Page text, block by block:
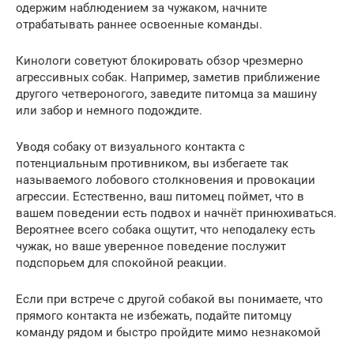
одержим наблюдением за чужаком, начните
отрабатывать раннее освоенные команды.
Кинологи советуют блокировать обзор чрезмерно
агрессивных собак. Например, заметив приближение
другого четвероногого, заведите питомца за машину
или забор и немного подождите.
Уводя собаку от визуального контакта с
потенциальным противником, вы избегаете так
называемого лобового столкновения и провокации
агрессии. Естественно, ваш питомец поймет, что в
вашем поведении есть подвох и начнёт принюхиваться.
Вероятнее всего собака ощутит, что неподалеку есть
чужак, но ваше уверенное поведение послужит
подспорьем для спокойной реакции.
Если при встрече с другой собакой вы понимаете, что
прямого контакта не избежать, подайте питомцу
команду рядом и быстро пройдите мимо незнакомой